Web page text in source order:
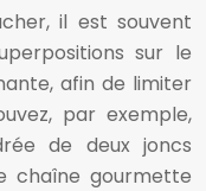
il est souvent
sur le
afin de limiter
par exemple,
de deux joncs
chaîne gourmette